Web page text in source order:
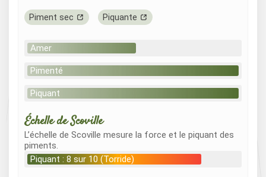
Piment sec Piquante
Amer
Pimenté
Piquant
Échelle de Scoville
L’échelle de Scoville mesure la force et le piquant des
piments.
Piquant : 8 sur 10 (Torride)